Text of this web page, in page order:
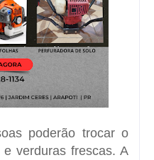
poderão trocar o
verduras frescas. A